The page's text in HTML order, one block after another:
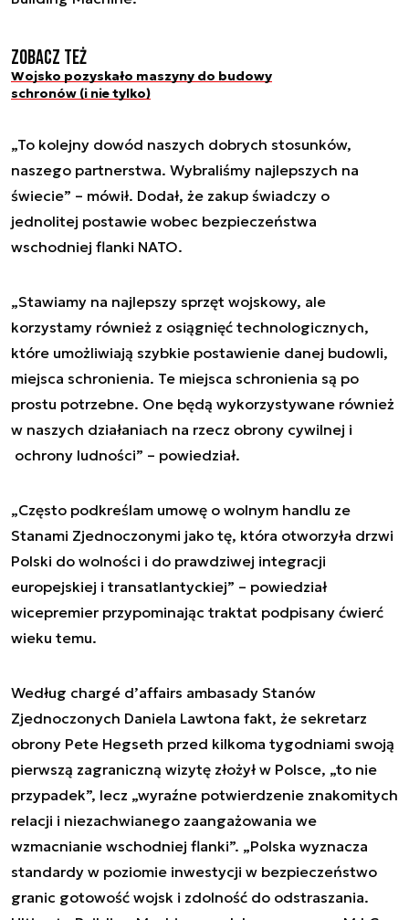
Zobacz też
Wojsko pozyskało maszyny do budowy
schronów (i nie tylko)
„To kolejny dowód naszych dobrych stosunków,
naszego partnerstwa. Wybraliśmy najlepszych na
świecie” – mówił. Dodał, że zakup świadczy o
jednolitej postawie wobec bezpieczeństwa
wschodniej flanki NATO.
„Stawiamy na najlepszy sprzęt wojskowy, ale
korzystamy również z osiągnięć technologicznych,
które umożliwiają szybkie postawienie danej budowli,
miejsca schronienia. Te miejsca schronienia są po
prostu potrzebne. One będą wykorzystywane również
w naszych działaniach na rzecz obrony cywilnej i
ochrony ludności” – powiedział.
„Często podkreślam umowę o wolnym handlu ze
Stanami Zjednoczonymi jako tę, która otworzyła drzwi
Polski do wolności i do prawdziwej integracji
europejskiej i transatlantyckiej” – powiedział
wicepremier przypominając traktat podpisany ćwierć
wieku temu.
Według chargé d’affairs ambasady Stanów
Zjednoczonych Daniela Lawtona fakt, że sekretarz
obrony Pete Hegseth przed kilkoma tygodniami swoją
pierwszą zagraniczną wizytę złożył w Polsce, „to nie
przypadek”, lecz „wyraźne potwierdzenie znakomitych
relacji i niezachwianego zaangażowania we
wzmacnianie wschodniej flanki”. „Polska wyznacza
standardy w poziomie inwestycji w bezpieczeństwo
granic gotowość wojsk i zdolność do odstraszania.